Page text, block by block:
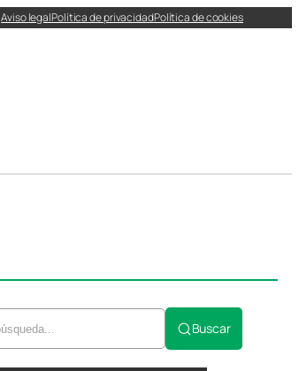
Aviso legalPolítica de privacidadPolítica de cookies
Buscar